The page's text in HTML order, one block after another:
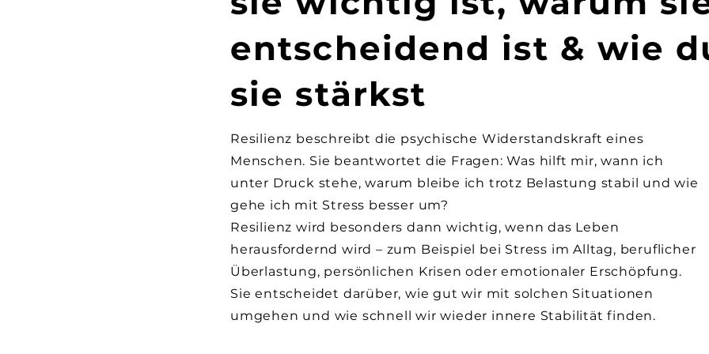
entscheidend ist & wie
sie stärkst
Resilienz beschreibt die psychische Widerstandskraft eines
Menschen. Sie beantwortet die Fragen: Was hilft mir, wann ich
unter Druck stehe, warum bleibe ich trotz Belastung stabil und wie
gehe ich mit Stress besser um?
Resilienz wird besonders dann wichtig, wenn das Leben
herausfordernd wird – zum Beispiel bei Stress im Alltag, beruflicher
Überlastung, persönlichen Krisen oder emotionaler Erschöpfung.
Sie entscheidet darüber, wie gut wir mit solchen Situationen
umgehen und wie schnell wir wieder innere Stabilität finden.